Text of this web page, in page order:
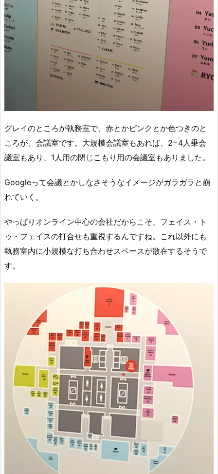
グレイのところが執務室で、赤とかピンクとか色つきのと
ころが、会議室です。大規模会議室もあれば、2−4人乗会
議室もあり、1人用の閉じこもり用の会議室もありました。
Googleって会議とかしなさそうなイメージがガラガラと崩
れていく。
やっぱりオンライン中心の会社だからこそ、フェイス・ト
ゥ・フェイスの打合せも重視するんですね。これ以外にも
執務室内に小規模な打ち合わせスペースが散在するそうで
す。